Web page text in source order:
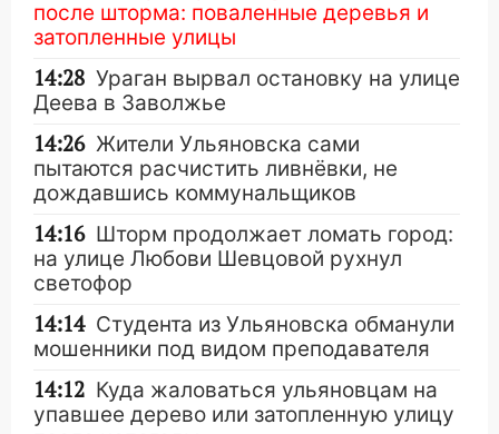
после шторма: поваленные деревья и
затопленные улицы
14:28 Ураган вырвал остановку на улице
Деева в Заволжье
14:26 Жители Ульяновска сами
пытаются расчистить ливнёвки, не
дождавшись коммунальщиков
14:16 Шторм продолжает ломать город:
на улице Любови Шевцовой рухнул
светофор
14:14 Студента из Ульяновска обманули
мошенники под видом преподавателя
14:12 Куда жаловаться ульяновцам на
упавшее дерево или затопленную улицу